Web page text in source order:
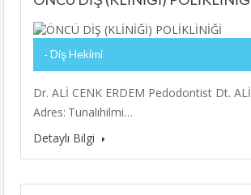
Diş Hekimi
Dr. ALİ CENK ERDEM Pedodontist Dt.
Adres: Tunalıhilmi…
Detaylı Bilgi